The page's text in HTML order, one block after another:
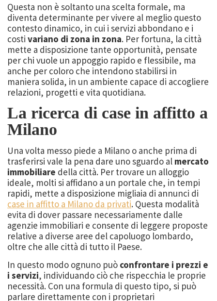
Questa non è soltanto una scelta formale, ma
diventa determinante per vivere al meglio questo
contesto dinamico, in cui i servizi abbondano e i
costi variano di zona in zona. Per fortuna, la città
mette a disposizione tante opportunità, pensate
per chi vuole un appoggio rapido e flessibile, ma
anche per coloro che intendono stabilirsi in
maniera solida, in un ambiente capace di accogliere
relazioni, progetti e vita quotidiana.
La ricerca di case in affitto a
Milano
Una volta messo piede a Milano o anche prima di
trasferirsi vale la pena dare uno sguardo al mercato
immobiliare della città. Per trovare un alloggio
ideale, molti si affidano a un portale che, in tempi
rapidi, mette a disposizione migliaia di annunci di
case in affitto a Milano da privati. Questa modalità
evita di dover passare necessariamente dalle
agenzie immobiliari e consente di leggere proposte
relative a diverse aree del capoluogo lombardo,
oltre che alle città di tutto il Paese.
In questo modo ognuno può confrontare i prezzi e
i servizi, individuando ciò che rispecchia le proprie
necessità. Con una formula di questo tipo, si può
parlare direttamente con i proprietari